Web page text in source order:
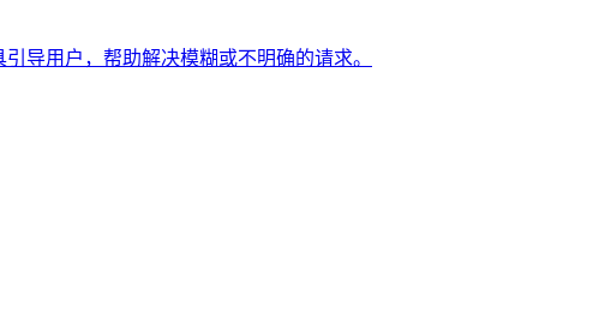
导用户，帮助解决模糊或不明确的请求。